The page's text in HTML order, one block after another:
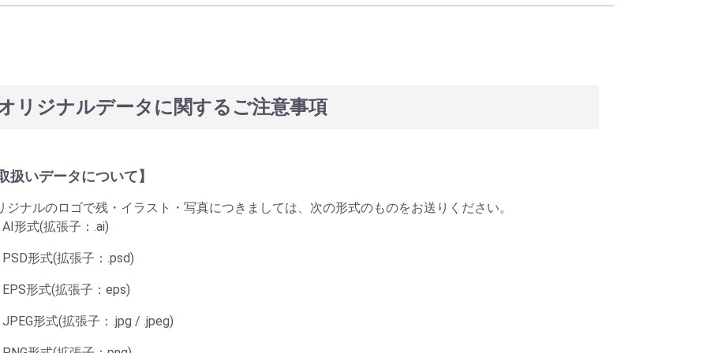
リジナルデータに関するご注意事項
扱いデータについて】
ジナルのロゴで残・イラスト・写真につきましては、次の形式のものをお送りください。
AI形式(拡張子：.ai)
PSD形式(拡張子：.psd)
EPS形式(拡張子：eps)
JPEG形式(拡張子：.jpg / .jpeg)